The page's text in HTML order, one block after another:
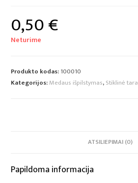
0,50€
Neturime
Produkto kodas:100010
Kategorijos:Medaus išpilstymas,Stiklinė tara
ATSILIEPIMAI (0)
Papildoma informacija